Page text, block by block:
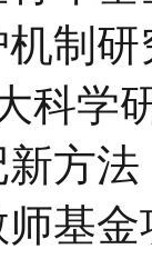
制
科学
方法
基